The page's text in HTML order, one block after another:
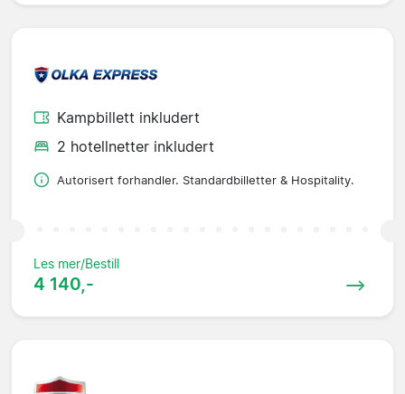
Kampbillett inkludert
2 hotellnetter inkludert
Autorisert forhandler. Standardbilletter & Hospitality.
Les mer/Bestill
4 140,-